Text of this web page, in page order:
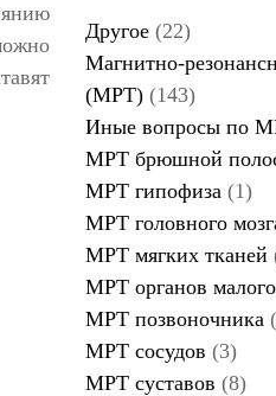
Другое (22)
Магнитно-
(МРТ) (143)
Иные вопросы по
МРТ брюшной
МРТ гипофиза (1)
МРТ головного
МРТ мягких тканей
МРТ органов малого
МРТ позвоночника
МРТ сосудов (3)
МРТ суставов (8)